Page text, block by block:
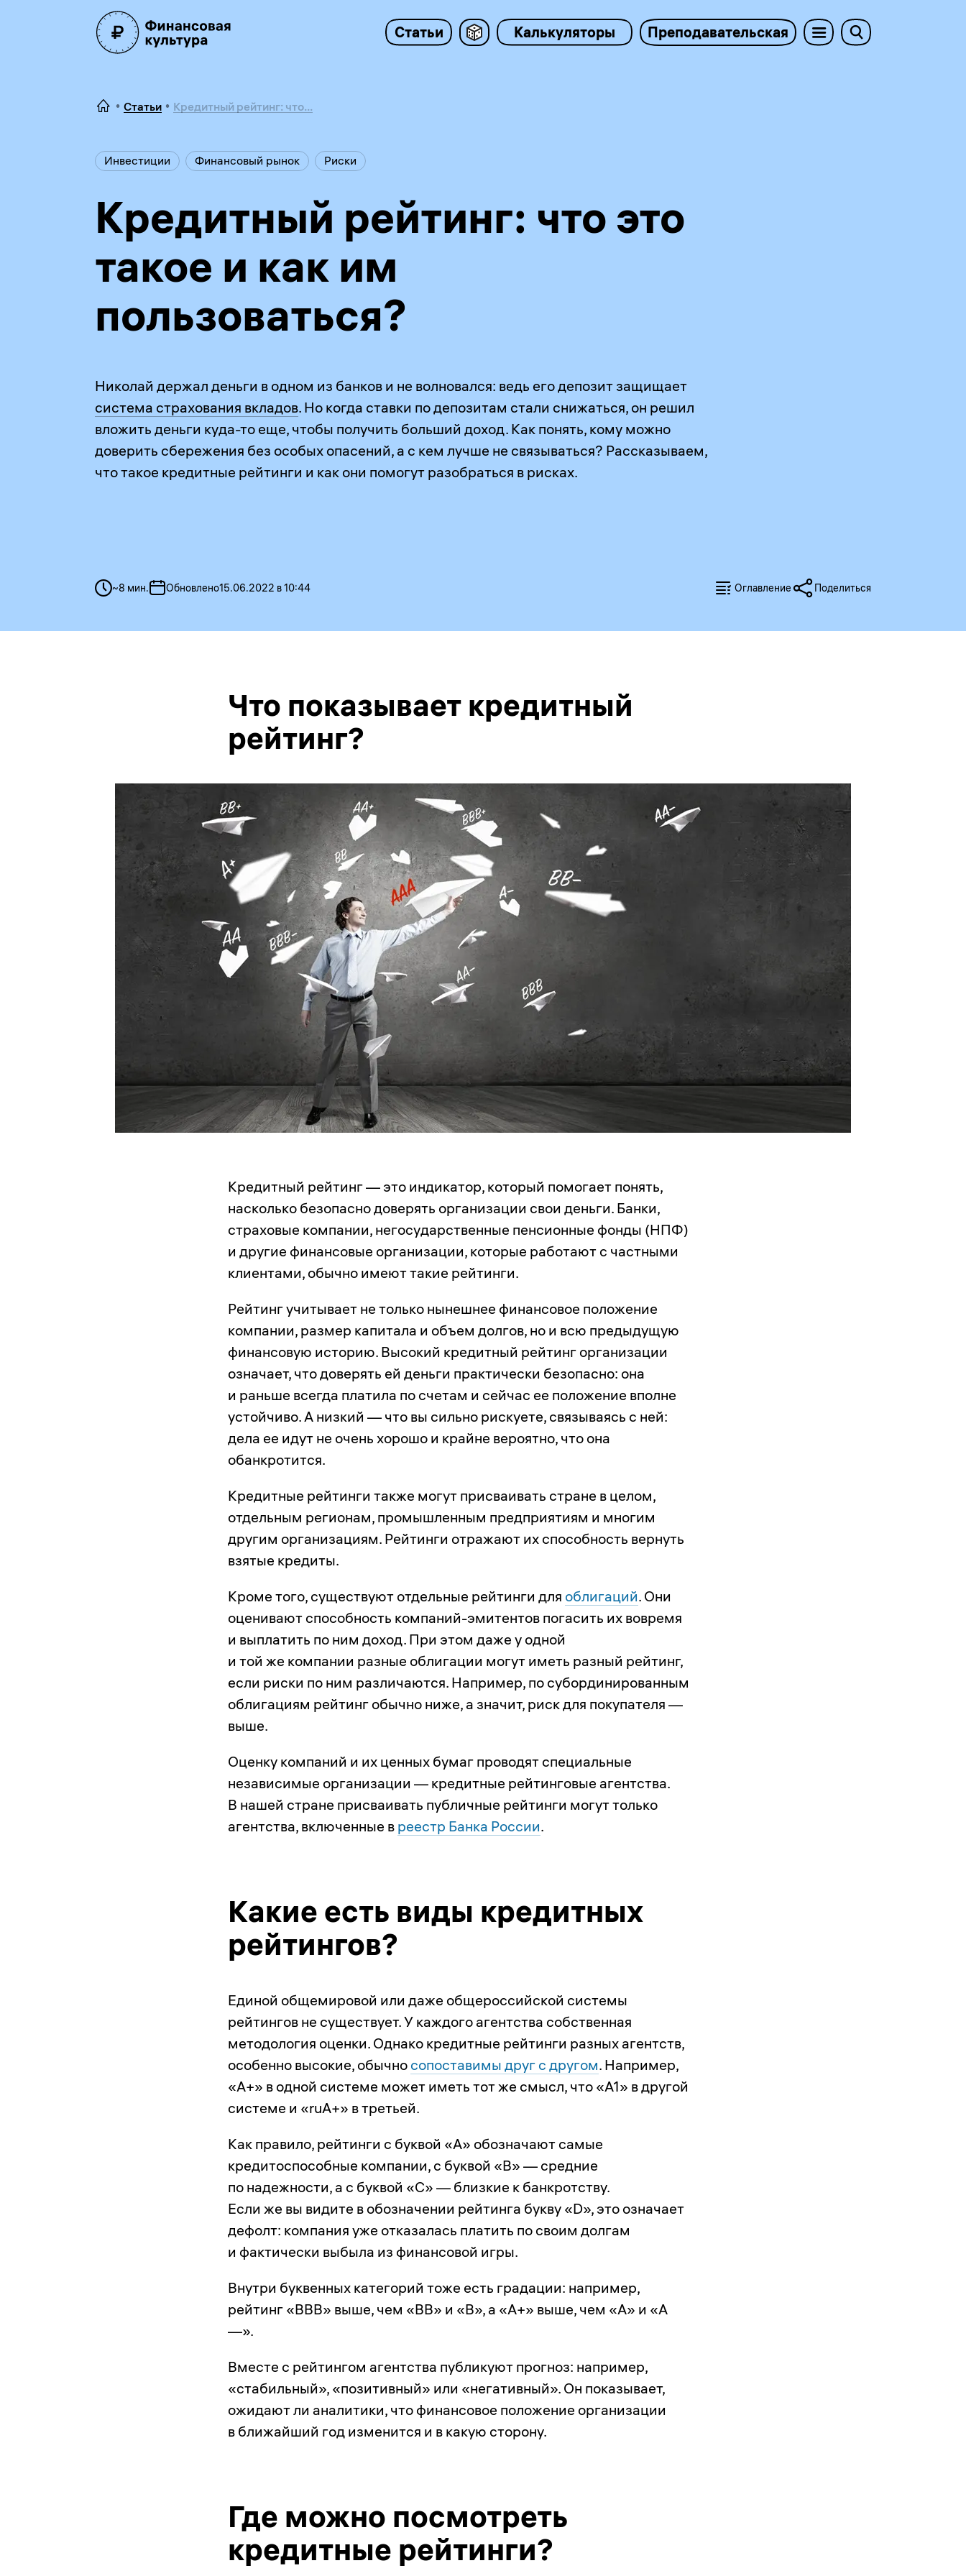
Статьи Калькуляторы Преподавательская
Статьи Кредитный рейтинг: что...
Инвестиции Финансовый рынок Риски
Кредитный рейтинг: что это
такое и как им
пользоваться?
Николай держал деньги в одном из банков и не волновался: ведь его депозит защищает
система страхования вкладов. Но когда ставки по депозитам стали снижаться, он решил
вложить деньги куда-то еще, чтобы получить больший доход. Как понять, кому можно
доверить сбережения без особых опасений, а с кем лучше не связываться? Рассказываем,
что такое кредитные рейтинги и как они помогут разобраться в рисках.
~8 мин. Обновлено15.06.2022 в 10:44 Оглавление Поделиться
Что показывает кредитный
рейтинг?
Кредитный рейтинг — это индикатор, который помогает понять,
насколько безопасно доверять организации свои деньги. Банки,
страховые компании, негосударственные пенсионные фонды (НПФ)
и другие финансовые организации, которые работают с частными
клиентами, обычно имеют такие рейтинги.
Рейтинг учитывает не только нынешнее финансовое положение
компании, размер капитала и объем долгов, но и всю предыдущую
финансовую историю. Высокий кредитный рейтинг организации
означает, что доверять ей деньги практически безопасно: она
и раньше всегда платила по счетам и сейчас ее положение вполне
устойчиво. А низкий — что вы сильно рискуете, связываясь с ней:
дела ее идут не очень хорошо и крайне вероятно, что она
обанкротится.
Кредитные рейтинги также могут присваивать стране в целом,
отдельным регионам, промышленным предприятиям и многим
другим организациям. Рейтинги отражают их способность вернуть
взятые кредиты.
Кроме того, существуют отдельные рейтинги для облигаций. Они
оценивают способность компаний-эмитентов погасить их вовремя
и выплатить по ним доход. При этом даже у одной
и той же компании разные облигации могут иметь разный рейтинг,
если риски по ним различаются. Например, по субординированным
облигациям рейтинг обычно ниже, а значит, риск для покупателя —
выше.
Оценку компаний и их ценных бумаг проводят специальные
независимые организации — кредитные рейтинговые агентства.
В нашей стране присваивать публичные рейтинги могут только
агентства, включенные в реестр Банка России.
Какие есть виды кредитных
рейтингов?
Единой общемировой или даже общероссийской системы
рейтингов не существует. У каждого агентства собственная
методология оценки. Однако кредитные рейтинги разных агентств,
особенно высокие, обычно сопоставимы друг с другом. Например,
«А+» в одной системе может иметь тот же смысл, что «А1» в другой
системе и «ruA+» в третьей.
Как правило, рейтинги с буквой «А» обозначают самые
кредитоспособные компании, с буквой «В» — средние
по надежности, а с буквой «С» — близкие к банкротству.
Если же вы видите в обозначении рейтинга букву «D», это означает
дефолт: компания уже отказалась платить по своим долгам
и фактически выбыла из финансовой игры.
Внутри буквенных категорий тоже есть градации: например,
рейтинг «ВВВ» выше, чем «ВВ» и «В», а «А+» выше, чем «А» и «А
—».
Вместе с рейтингом агентства публикуют прогноз: например,
«стабильный», «позитивный» или «негативный». Он показывает,
ожидают ли аналитики, что финансовое положение организации
в ближайший год изменится и в какую сторону.
Где можно посмотреть
кредитные рейтинги?